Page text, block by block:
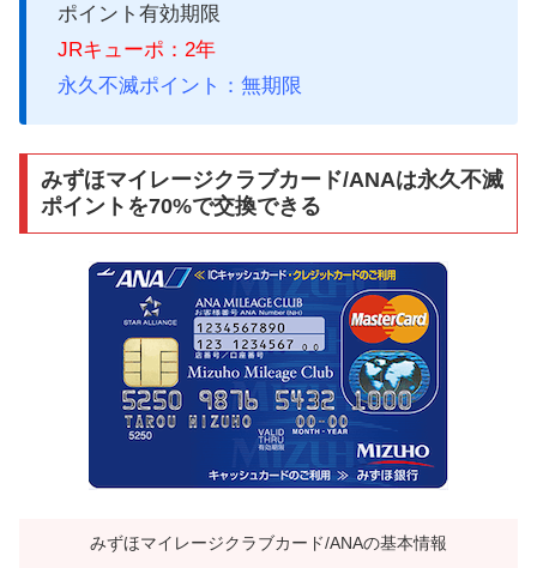
ポイント有効期限
JRキューポ：2年
永久不滅ポイント：無期限
みずほマイレージクラブカード/ANAは永久不滅
ポイントを70%で交換できる
みずほマイレージクラブカード/ANAの基本情報